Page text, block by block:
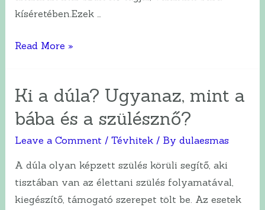
kíséretében.Ezek …
Dúla
Mi
ez
„divat”?
Read More »
Ki a dúla? Ugyanaz, mint a
bába és a szülésznő?
Leave a Comment / Tévhitek/ By dulaesmas
A dúla olyan képzett szülés körüli segítő, aki
tisztában van az élettani szülés folyamatával,
kiegészítő, támogató szerepet tölt be. Az esetek